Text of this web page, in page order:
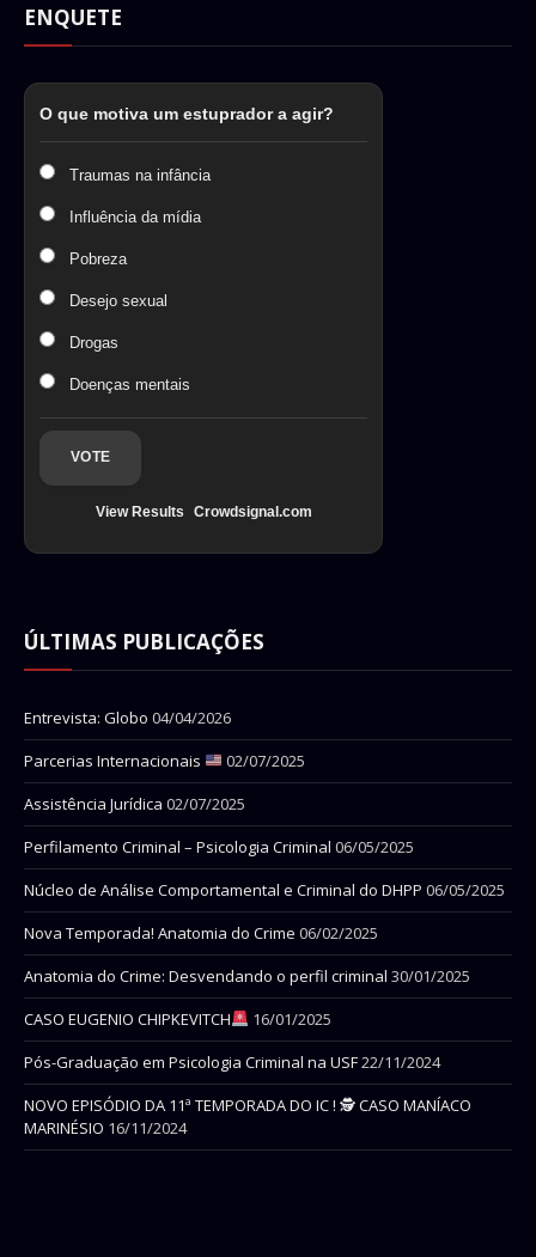
ENQUETE
O que motiva um estuprador a agir?
Traumas na infância
Influência da mídia
Pobreza
Desejo sexual
Drogas
Doenças mentais
VOTE
View Results Crowdsignal.com
ÚLTIMAS PUBLICAÇÕES
Entrevista: Globo 04/04/2026
Parcerias Internacionais
02/07/2025
Assistência Jurídica 02/07/2025
Perfilamento Criminal – Psicologia Criminal 06/05/2025
Núcleo de Análise Comportamental e Criminal do DHPP 06/05/2025
Nova Temporada! Anatomia do Crime 06/02/2025
Anatomia do Crime: Desvendando o perfil criminal 30/01/2025
CASO EUGENIO CHIPKEVITCH
16/01/2025
Pós-Graduação em Psicologia Criminal na USF22/11/2024
NOVO EPISÓDIO DA 11ª TEMPORADA DO IC ! 🕵 CASO MANÍACO
MARINÉSIO 16/11/2024